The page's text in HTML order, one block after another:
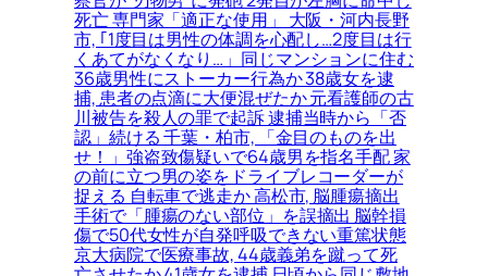
死亡 専門家「適正な使用」 大阪・河内長野
市, ｢1度目は男性の体調を心配し…2度目は行
くあてがなくなり…」同じマンションに住む
36歳男性にストーカー行為か 38歳女を逮
捕, 患者の点滴に大便混ぜたか 元看護師の古
川被告を殺人の罪で起訴 逮捕当時から「否
認」続ける 千葉・柏市, 「金目のものを出
せ！」強盗致傷疑いで64歳男を指名手配 家
の前に立つ男の姿をドライブレコーダーが
捉える 自転車で逃走か 高松市, 脳腫瘍摘出
手術で「腫瘍のない部位」を誤摘出 脳幹損
傷で50代女性が自発呼吸できない重篤状態
京大病院で医療事故, 44歳義弟を蹴って死